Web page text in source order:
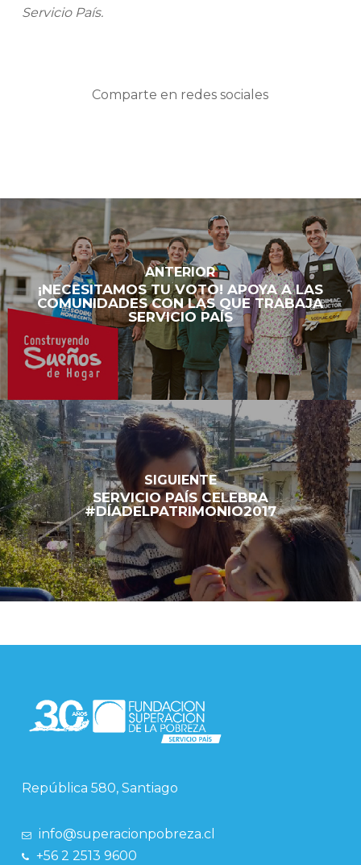
Servicio País.
Comparte en redes sociales
ANTERIOR
¡NECESITAMOS TU VOTO! APOYA A LAS
COMUNIDADES CON LAS QUE TRABAJA
SERVICIO PAÍS
SIGUIENTE
SERVICIO PAÍS CELEBRA
#DÍADELPATRIMONIO2017
República 580, Santiago
info@superacionpobreza.cl
+56 2 2513 9600